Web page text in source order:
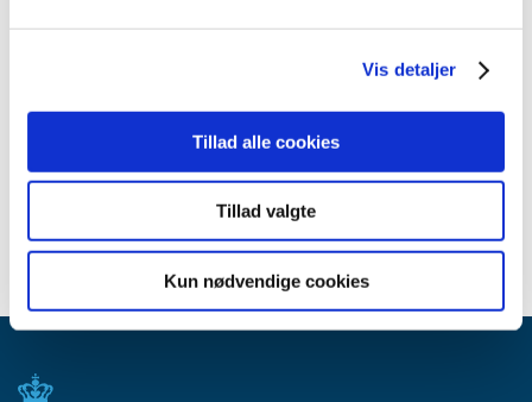
Vis detaljer
Tillad alle cookies
Tillad valgte
Kun nødvendige cookies
2008 (8)
2006 (9)